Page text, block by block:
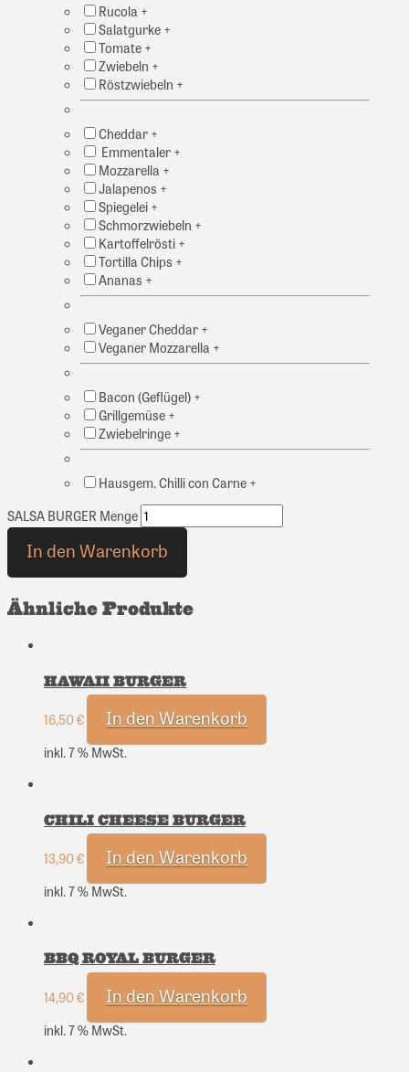
Rucola +
Salatgurke +
Tomate +
Zwiebeln +
Röstzwiebeln +
Cheddar +
Emmentaler +
Mozzarella +
Jalapenos +
Spiegelei +
Schmorzwiebeln +
Kartoffelrösti +
Tortilla Chips +
Ananas +
Veganer Cheddar +
Veganer Mozzarella +
Bacon (Geflügel) +
Grillgemüse +
Zwiebelringe +
Hausgem. Chilli con Carne +
SALSA BURGER Menge
In den Warenkorb
Ähnliche Produkte
HAWAII BURGER
16,50€ In den Warenkorb
inkl. 7 % MwSt.
CHILI CHEESE BURGER
13,90€ In den Warenkorb
inkl. 7 % MwSt.
BBQ ROYAL BURGER
14,90€ In den Warenkorb
inkl. 7 % MwSt.